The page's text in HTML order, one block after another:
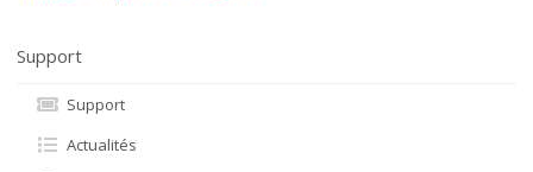
Support
Support
Actualités